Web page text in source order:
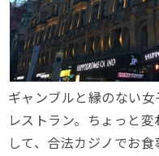
ギャンブルと縁のない
レストラン。ちょっと
して、合法カジノでお食